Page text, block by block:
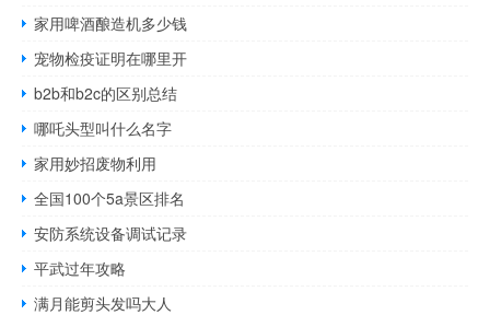
家用啤酒酿造机多少钱
宠物检疫证明在哪里开
b2b和b2c的区别总结
哪吒头型叫什么名字
家用妙招废物利用
全国100个5a景区排名
安防系统设备调试记录
平武过年攻略
满月能剪头发吗大人